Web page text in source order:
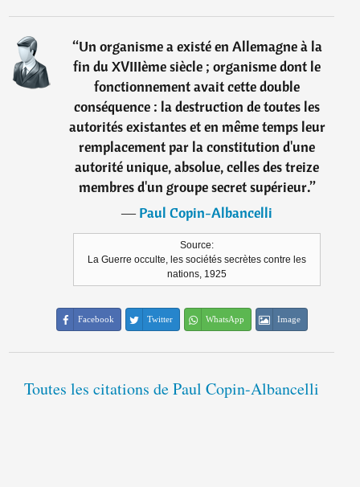
“Un organisme a existé en Allemagne à la
fin du XVIIIème siècle ; organisme dont le
fonctionnement avait cette double
conséquence : la destruction de toutes les
autorités existantes et en même temps leur
remplacement par la constitution d'une
autorité unique, absolue, celles des treize
membres d'un groupe secret supérieur.”
―Paul Copin-Albancelli
Source:
La Guerre occulte, les sociétés secrètes contre les
nations, 1925
Facebook Twitter WhatsApp Image
Toutes les citations de Paul Copin-Albancelli